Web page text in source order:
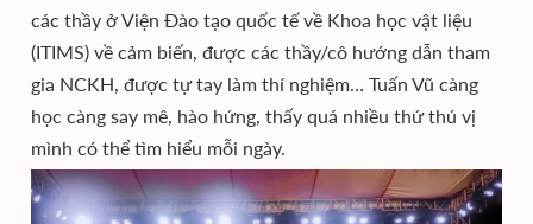
các thầy ở Viện Đào tạo quốc tế về Khoa học vật liệu
(ITIMS) về cảm biến, được các thầy/cô hướng dẫn tham
gia NCKH, được tự tay làm thí nghiệm… Tuấn Vũ càng
học càng say mê, hào hứng, thấy quá nhiều thứ thú vị
mình có thể tìm hiểu mỗi ngày.